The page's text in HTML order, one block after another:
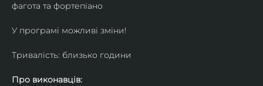
фагота та фортепіано
У програмі можливі зміни!
Тривалість: близько години
Про виконавців: